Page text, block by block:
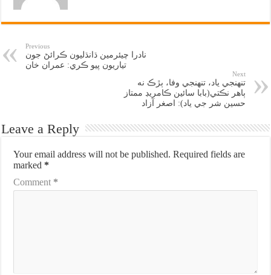
Previous
نادرا چيئرمين ڌانڌليون ڪرائڻ جون
تياريون پيو ڪري: عمران خان
Next
تنهنجي ياد، تنهنجي وفا، ٻڙڪ نه
ٻاهر نڪتي(بابا سائين ڪامريڊ ممتاز
حسين شر جي ياد): اصغر آزاد
Leave a Reply
Your email address will not be published. Required fields are
marked *
Comment *